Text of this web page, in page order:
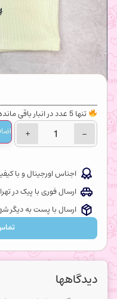
تنها 5 عدد در انبار باقی مانده
−
+
اجناس اورجینال و با
ارسال فوری با پیک در
ارسال با پست به دیگر
دیدگاهها